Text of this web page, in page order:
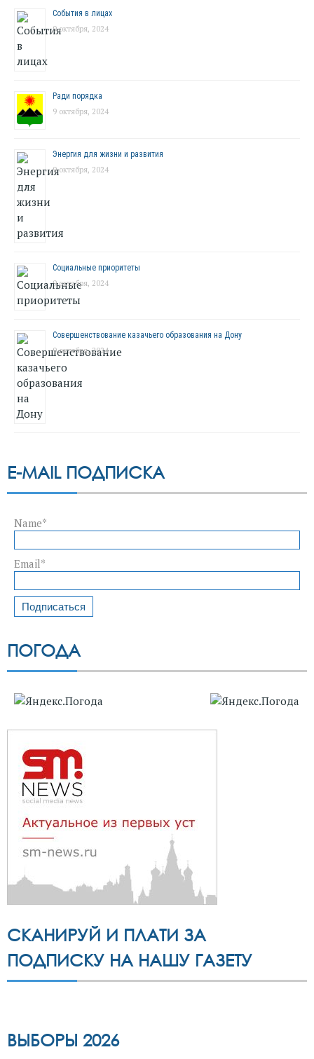
События в лицах
9 октября, 2024
Ради порядка
9 октября, 2024
Энергия для жизни и развития
9 октября, 2024
Социальные приоритеты
9 октября, 2024
Совершенствование казачьего образования на Дону
9 октября, 2024
E-MAIL ПОДПИСКА
Name*
Email*
ПОГОДА
СКАНИРУЙ И ПЛАТИ ЗА
ПОДПИСКУ НА НАШУ ГАЗЕТУ
ВЫБОРЫ 2026